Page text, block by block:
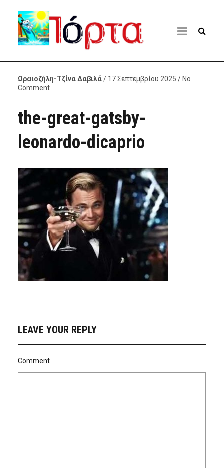
Ωραιοζήλη-Τζίνα Δαβιλά/ 17 Σεπτεμβρίου 2025 / No
Comment
the-great-gatsby-
leonardo-dicaprio
LEAVE YOUR REPLY
Comment